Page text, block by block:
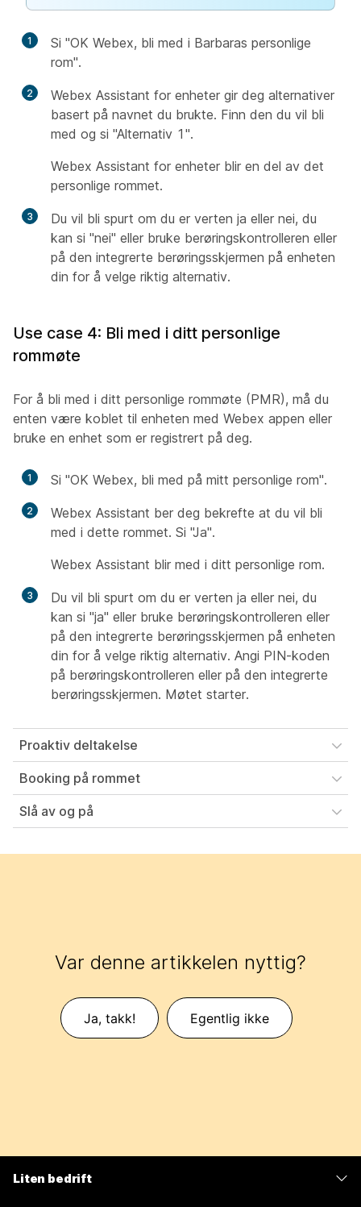
1
Si "OK Webex, bli med i Barbaras personlige
rom".
2
Webex Assistant for enheter gir deg alternativer
basert på navnet du brukte. Finn den du vil bli
med og si "Alternativ 1".
Webex Assistant for enheter blir en del av det
personlige rommet.
3
Du vil bli spurt om du er verten ja eller nei, du
kan si "nei" eller bruke berøringskontrolleren eller
på den integrerte berøringsskjermen på enheten
din for å velge riktig alternativ.
Use case 4: Bli med i ditt personlige
rommøte
For å bli med i ditt personlige rommøte (PMR), må du
enten være koblet til enheten med Webex appen eller
bruke en enhet som er registrert på deg.
1 Si "OK Webex, bli med på mitt personlige rom".
2
Webex Assistant ber deg bekrefte at du vil bli
med i dette rommet. Si "Ja".
Webex Assistant blir med i ditt personlige rom.
3
Du vil bli spurt om du er verten ja eller nei, du
kan si "ja" eller bruke berøringskontrolleren eller
på den integrerte berøringsskjermen på enheten
din for å velge riktig alternativ. Angi PIN-koden
på berøringskontrolleren eller på den integrerte
berøringsskjermen. Møtet starter.
Proaktiv deltakelse
Booking på rommet
Slå av og på
Var denne artikkelen nyttig?
Ja, takk! Egentlig ikke
Liten bedrift